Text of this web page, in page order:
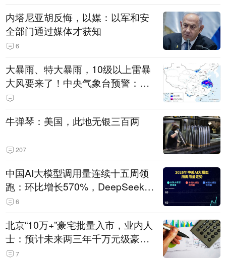
内塔尼亚胡反悔，以媒：以军和安
全部门通过媒体才获知
6
大暴雨、特大暴雨，10级以上雷暴
大风要来了！中央气象台预警：今
天到明天，浙江、安徽有特大暴雨
牛弹琴：美国，此地无银三百两
207
中国AI大模型调用量连续十五周领
跑：环比增长570%，DeepSeek-V
4-Flash正式版登顶！MiniMax M
3、阶跃星辰Step 3.7 Flash跌出榜
单
6
北京“10万+”豪宅批量入市，业内人
士：预计未来两三年千万元级豪宅
潜在供应达万套！谁在买单？
7